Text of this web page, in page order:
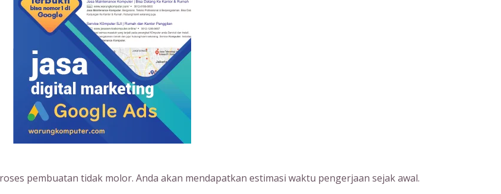
pembuatan tidak molor. Anda akan mendapatkan estimasi waktu pengerjaan sejak awal.